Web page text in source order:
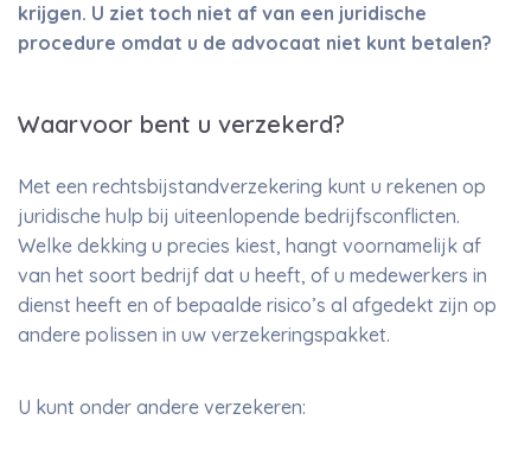
krijgen. U ziet toch niet af van een juridische
procedure omdat u de advocaat niet kunt betalen?
Waarvoor bent u verzekerd?
Met een rechtsbijstandverzekering kunt u rekenen op
juridische hulp bij uiteenlopende bedrijfsconflicten.
Welke dekking u precies kiest, hangt voornamelijk af
van het soort bedrijf dat u heeft, of u medewerkers in
dienst heeft en of bepaalde risico’s al afgedekt zijn op
andere polissen in uw verzekeringspakket.
U kunt onder andere verzekeren: